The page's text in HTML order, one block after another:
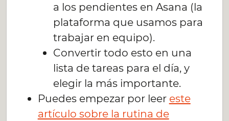
a los pendientes en Asana (la
plataforma que usamos para
trabajar en equipo).
Convertir todo esto en una
lista de tareas para el día, y
elegir la más importante.
Puedes empezar por leer este
artículo sobre la rutina de